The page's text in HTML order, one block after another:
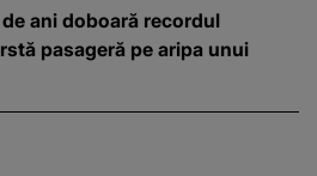
de ani doboară recordul
pasageră pe aripa unui